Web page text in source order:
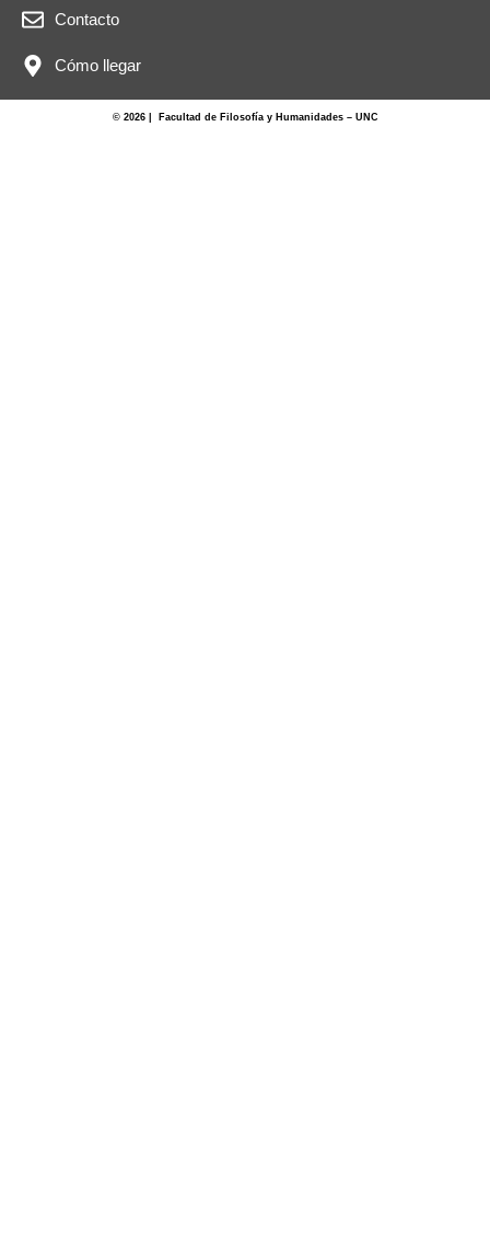
Contacto
Cómo llegar
© 2026 | Facultad de Filosofía y Humanidades – UNC